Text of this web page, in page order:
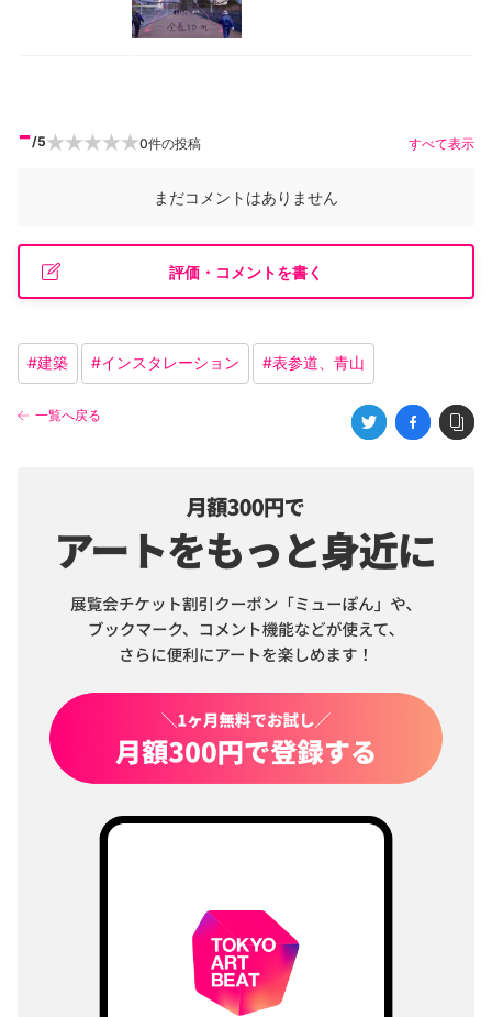
-/5 0件の投稿 すべて表示
まだコメントはありません
評価・コメントを書く
#建築 #インスタレーション #表参道、青山
一覧へ戻る